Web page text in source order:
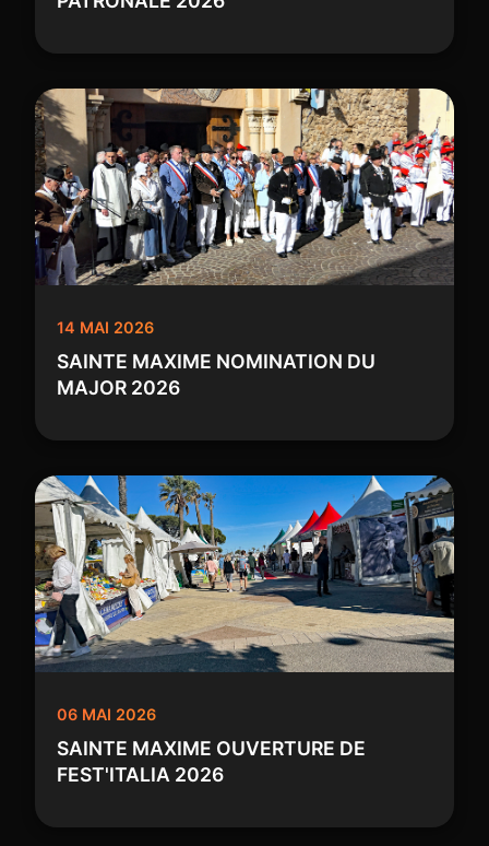
14 MAI 2026
SAINTE MAXIME NOMINATION DU
MAJOR 2026
06 MAI 2026
SAINTE MAXIME OUVERTURE DE
FEST'ITALIA 2026